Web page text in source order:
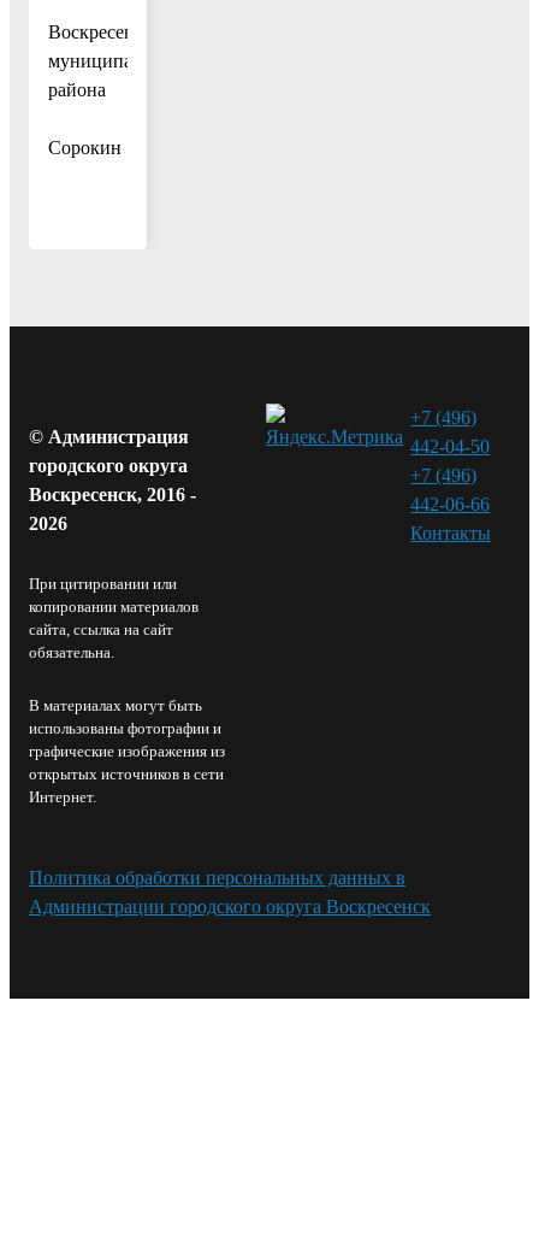
Воскресенского
муниципального
района
Сорокин
© Администрация
городского округа
Воскресенск, 2016 -
2026
При цитировании или
копировании материалов
сайта, ссылка на сайт
обязательна.
В материалах могут быть
использованы фотографии и
графические изображения из
открытых источников в сети
Интернет.
+7 (496)
442-04-50
+7 (496)
442-06-66
Контакты⁠
Политика обработки персональных данных в
Администрации городского округа Воскресенск